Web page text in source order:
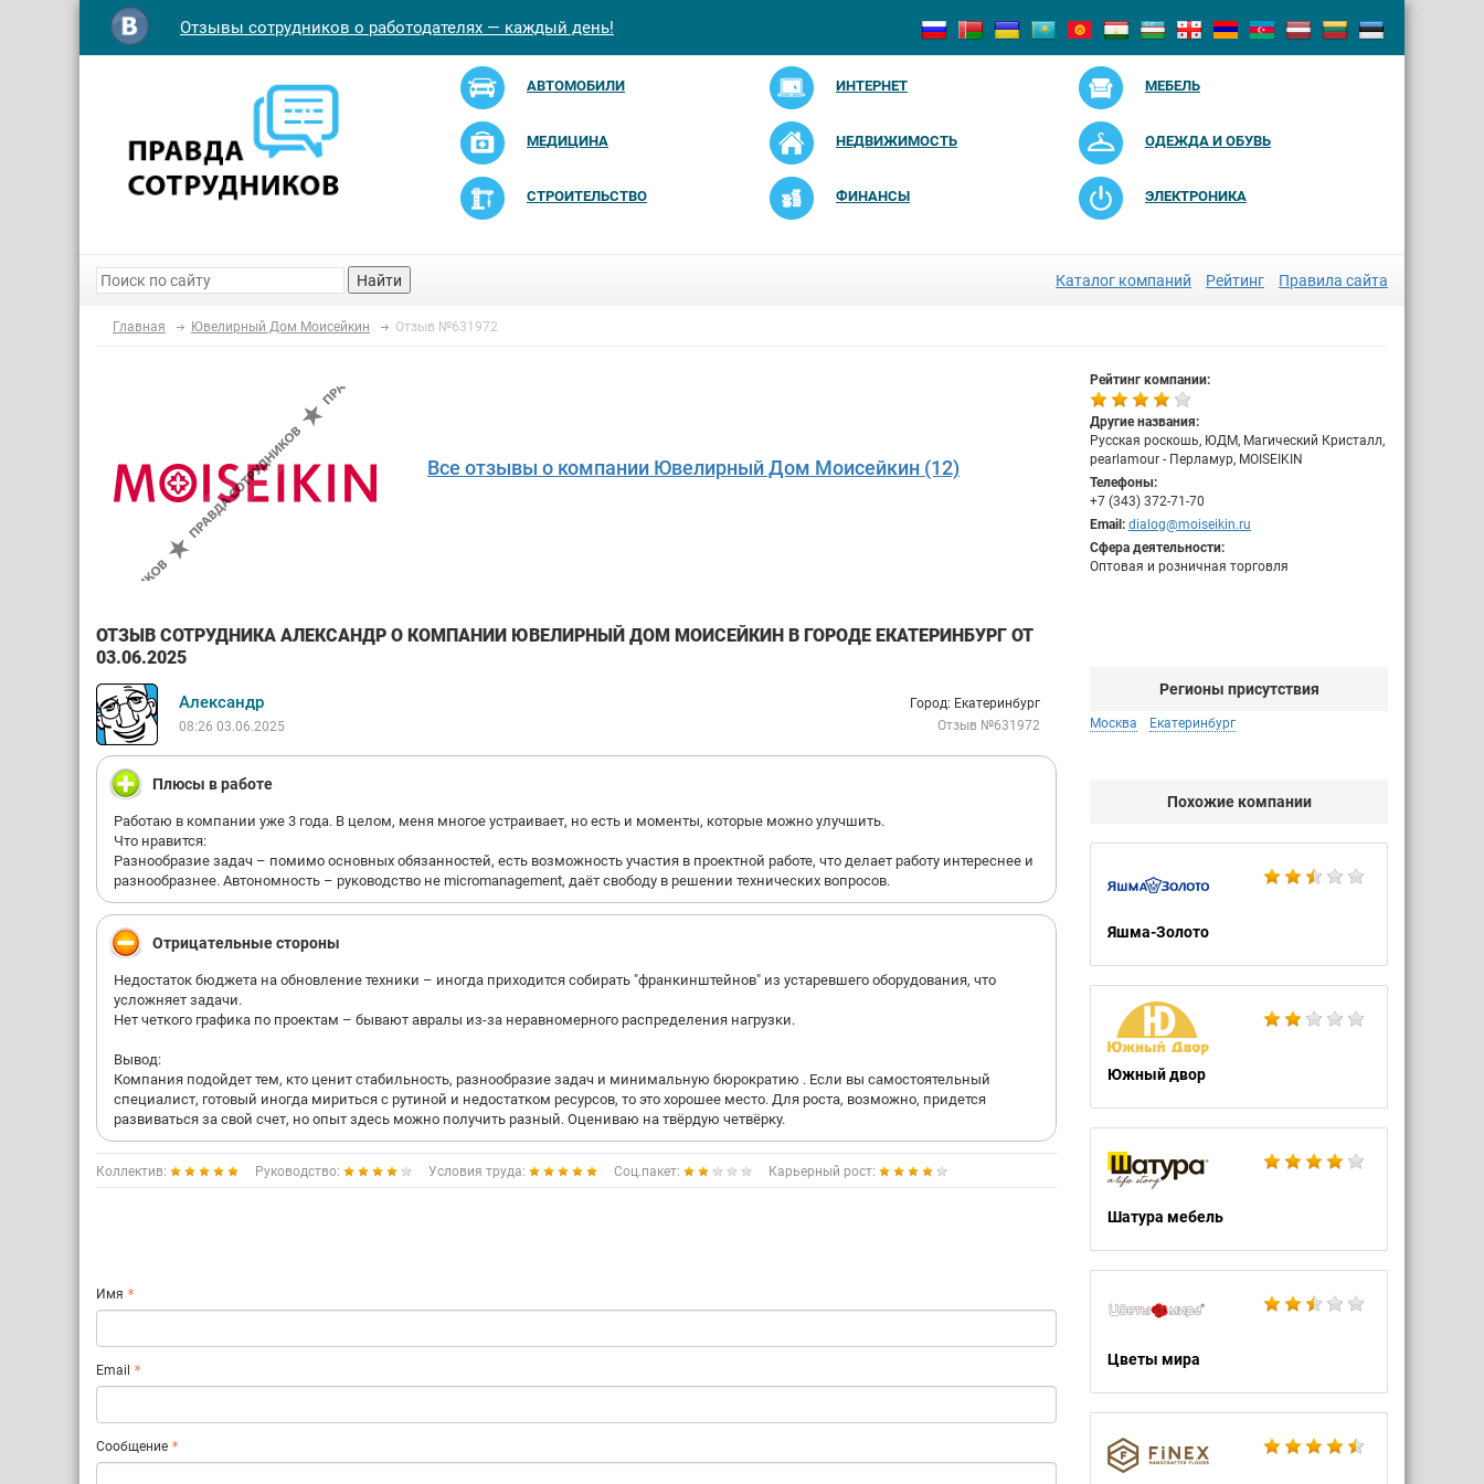
Отзывы сотрудников о работодателях — каждый день!
АВТОМОБИЛИ ИНТЕРНЕТ МЕБЕЛЬ
МЕДИЦИНА НЕДВИЖИМОСТЬ ОДЕЖДА И ОБУВЬ
СТРОИТЕЛЬСТВО ФИНАНСЫ ЭЛЕКТРОНИКА
Найти Каталог компаний Рейтинг Правила сайта
Главная Ювелирный Дом Моисейкин Отзыв №631972
Все отзывы о компании Ювелирный Дом Моисейкин (12)
Рейтинг компании:
Другие названия:
Русская роскошь, ЮДМ, Магический Кристалл,
pearlamour - Перламур, MOISEIKIN
Телефоны:
+7 (343) 372-71-70
Email: dialog@moiseikin.ru
Сфера деятельности:
Оптовая и розничная торговля
ОТЗЫВ СОТРУДНИКА АЛЕКСАНДР О КОМПАНИИ ЮВЕЛИРНЫЙ ДОМ МОИСЕЙКИН В ГОРОДЕ ЕКАТЕРИНБУРГ ОТ
03.06.2025
Александр
08:26 03.06.2025
Город: Екатеринбург
Отзыв №631972
Плюсы в работе
Работаю в компании уже 3 года. В целом, меня многое устраивает, но есть и моменты, которые можно улучшить.
Что нравится:
Разнообразие задач – помимо основных обязанностей, есть возможность участия в проектной работе, что делает работу интереснее и
разнообразнее. Автономность – руководство не micromanagement, даёт свободу в решении технических вопросов.
Отрицательные стороны
Недостаток бюджета на обновление техники – иногда приходится собирать "франкинштейнов" из устаревшего оборудования, что
усложняет задачи.
Нет четкого графика по проектам – бывают авралы из-за неравномерного распределения нагрузки.
Вывод:
Компания подойдет тем, кто ценит стабильность, разнообразие задач и минимальную бюрократию . Если вы самостоятельный
специалист, готовый иногда мириться с рутиной и недостатком ресурсов, то это хорошее место. Для роста, возможно, придется
развиваться за свой счет, но опыт здесь можно получить разный. Оцениваю на твёрдую четвёрку.
Коллектив: Руководство: Условия труда: Соц.пакет: Карьерный рост:
Имя
Email
Сообщение
Регионы присутствия
Москва Екатеринбург
Похожие компании
Яшма-Золото
Южный двор
Шатура мебель
Цветы мира